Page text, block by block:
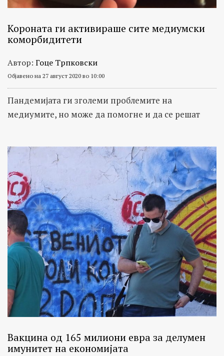
Короната ги активираше сите медиумски
коморбидитети
Автор: Гоце Трпковски
Објавено на 27 август 2020 во 10:00
Пандемијата ги зголеми проблемите на
медиумите, но може да помогне и да се решат
Вакцина од 165 милиони евра за делумен
имунитет на економијата